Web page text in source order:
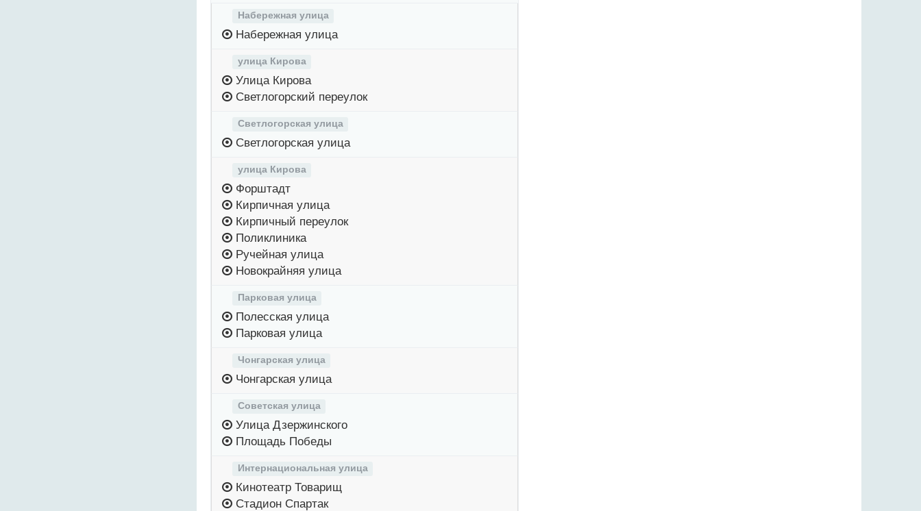
Набережная улица
Набережная улица
улица Кирова
Улица Кирова
Светлогорский переулок
Светлогорская улица
Светлогорская улица
улица Кирова
Форштадт
Кирпичная улица
Кирпичный переулок
Поликлиника
Ручейная улица
Новокрайняя улица
Парковая улица
Полесская улица
Парковая улица
Чонгарская улица
Чонгарская улица
Советская улица
Улица Дзержинского
Площадь Победы
Интернациональная улица
Кинотеатр Товарищ
Стадион Спартак